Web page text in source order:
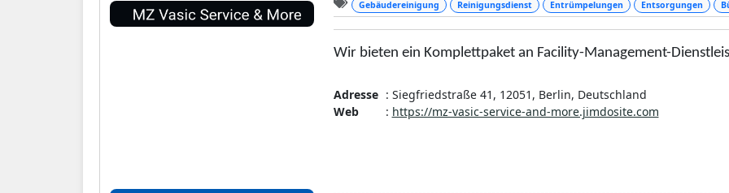
Gebäudereinigung Reinigungsdienst Entrümpelungen Entsorgungen
Wir bieten ein Komplettpaket an Facility-Management-
Adresse : Siegfriedstraße 41, 12051, Berlin, Deutschland
Web
: https://mz-vasic-service-and-more.jimdosite.com